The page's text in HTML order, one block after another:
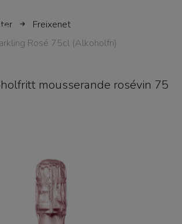
Freixenet
Rosé 75cl (Alkoholfri)
mousserande rosévin 75